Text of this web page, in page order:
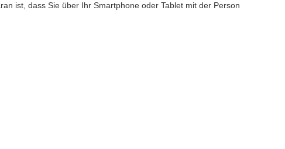
ist, dass Sie über Ihr Smartphone oder Tablet mit der Person